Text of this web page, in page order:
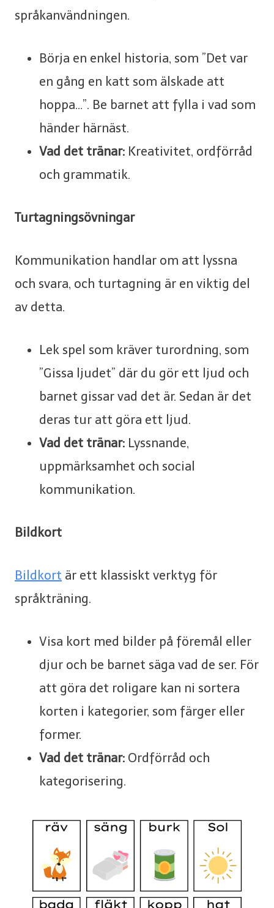
språkanvändningen.
Börja en enkel historia, som ”Det var
en gång en katt som älskade att
hoppa…”. Be barnet att fylla i vad som
händer härnäst.
Vad det tränar: Kreativitet, ordförråd
och grammatik.
Turtagningsövningar
Kommunikation handlar om att lyssna
och svara, och turtagning är en viktig del
av detta.
Lek spel som kräver turordning, som
”Gissa ljudet” där du gör ett ljud och
barnet gissar vad det är. Sedan är det
deras tur att göra ett ljud.
Vad det tränar: Lyssnande,
uppmärksamhet och social
kommunikation.
Bildkort
Bildkort är ett klassiskt verktyg för
språkträning.
Visa kort med bilder på föremål eller
djur och be barnet säga vad de ser. För
att göra det roligare kan ni sortera
korten i kategorier, som färger eller
former.
Vad det tränar: Ordförråd och
kategorisering.